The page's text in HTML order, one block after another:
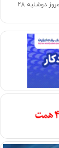
مراسم بدرقه بهناز نازی بازیگر تئاتر، سینما و تلویزیون صبح امروز دوشنبه ۲۸